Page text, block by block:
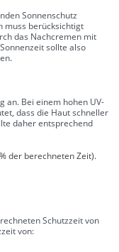
Sonnenschutz
muss berücksichtigt
das Nachcremen mit
sollte also
an. Bei einem hohen UV-
dass die Haut schneller
daher entsprechend
der berechneten Zeit).
Schutzzeit von
von: